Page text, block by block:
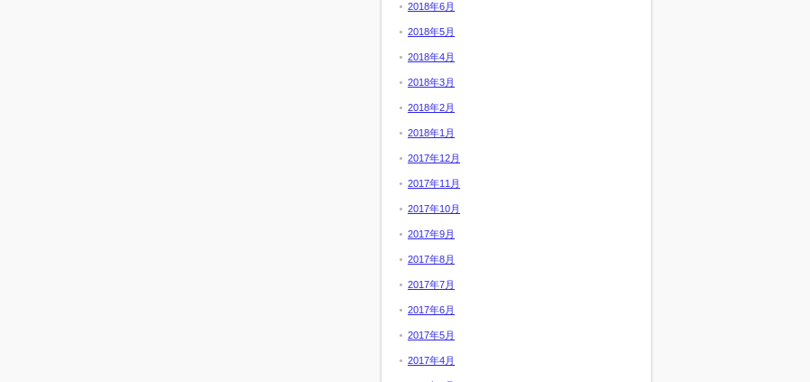
2018年6月
2018年5月
2018年4月
2018年3月
2018年2月
2018年1月
2017年12月
2017年11月
2017年10月
2017年9月
2017年8月
2017年7月
2017年6月
2017年5月
2017年4月